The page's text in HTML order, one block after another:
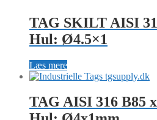
TAG SKILT AISI
Hul: Ø4.5×1
Læs mere
TAG AISI 316 B85